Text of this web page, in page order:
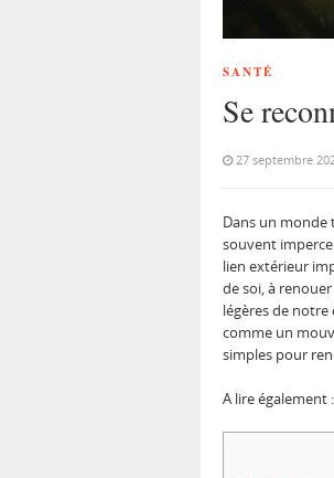
SANTÉ
Se
27 septembre
Dans un monde
souvent
lien extérieur
de soi, à
légères de notre
comme un
simples pour
A lire également :